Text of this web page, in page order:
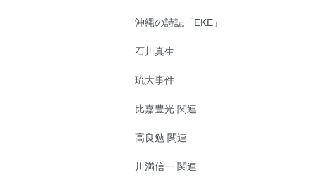
沖縄の詩誌「EKE」
石川真生
琉大事件
比嘉豊光 関連
高良勉 関連
川満信一 関連